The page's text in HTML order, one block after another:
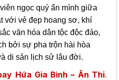
ngọc quý ẩn mình giữa
với vẻ đẹp hoang sơ, khí
văn hóa dân tộc độc đáo,
bởi sự pha trộn hài hòa
di sản lịch sử lâu đời.
Hứa Gia Bình – Ân Thi.